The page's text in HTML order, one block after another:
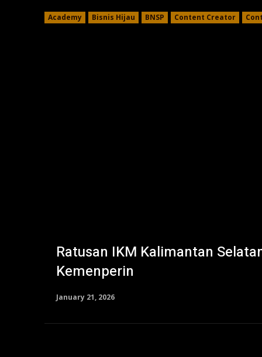
Academy Bisnis Hijau BNSP Content Creator
Ratusan IKM Kalimantan
Kemenperin
January 21, 2026